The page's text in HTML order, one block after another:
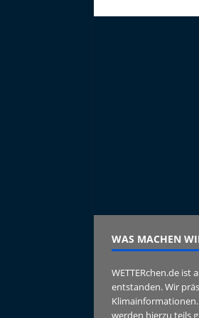
WAS MACHEN
WETTERchen.de
entstanden. Wir
werden hierzu teils